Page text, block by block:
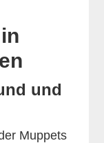
und
Muppets